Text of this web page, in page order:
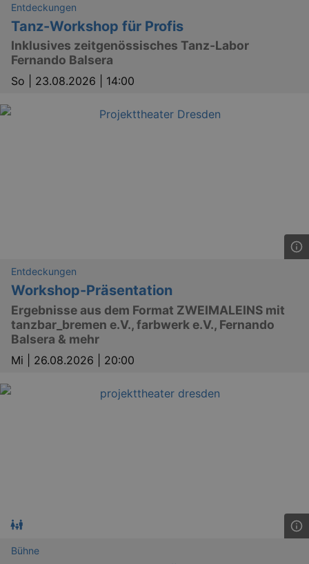
Entdeckungen
Tanz-Workshop für Profis
Inklusives zeitgenössisches Tanz-Labor
Fernando Balsera
So | 23.08.2026 | 14:00
Entdeckungen
Workshop-Präsentation
Ergebnisse aus dem Format ZWEIMALEINS mit
tanzbar_bremen e.V., farbwerk e.V., Fernando
Balsera & mehr
Mi | 26.08.2026 | 20:00
Bühne